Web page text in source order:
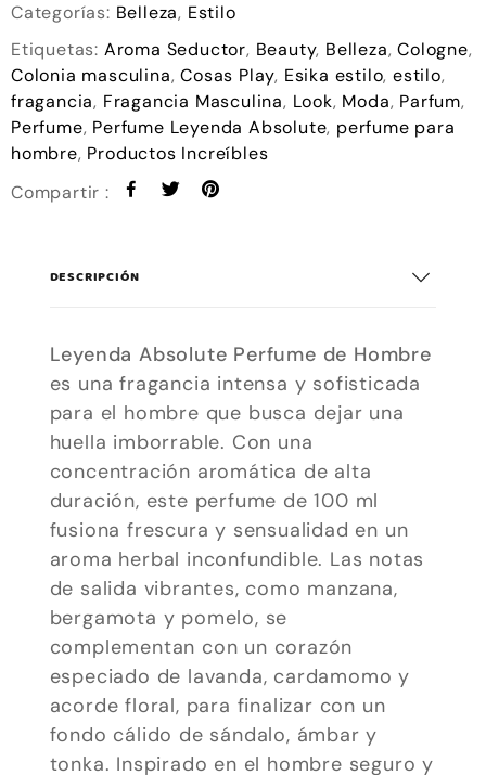
Categorías: Belleza, Estilo
Etiquetas: Aroma Seductor, Beauty, Belleza,Cologne,
Colonia masculina,Cosas Play, Esika estilo,estilo,
fragancia, Fragancia Masculina, Look, Moda, Parfum,
Perfume, Perfume Leyenda Absolute, perfume para
hombre, Productos Increíbles
Compartir :
DESCRIPCIÓN
Leyenda Absolute Perfume de Hombre
es una fragancia intensa y sofisticada
para el hombre que busca dejar una
huella imborrable. Con una
concentración aromática de alta
duración, este perfume de 100 ml
fusiona frescura y sensualidad en un
aroma herbal inconfundible. Las notas
de salida vibrantes, como manzana,
bergamota y pomelo, se
complementan con un corazón
especiado de lavanda, cardamomo y
acorde floral, para finalizar con un
fondo cálido de sándalo, ámbar y
tonka. Inspirado en el hombre seguro y
Necesarias
Estas
cookies no